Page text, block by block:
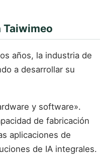
Taiwimeo
años, la industria de
a desarrollar su
y software».
de fabricación
aplicaciones de
de IA integrales.